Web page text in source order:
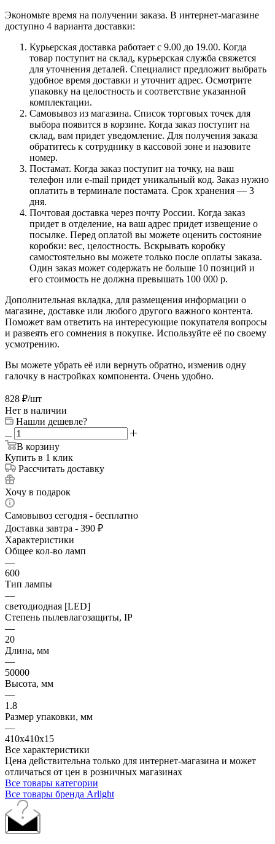
Экономьте время на получении заказа. В интернет-магазине
доступно 4 варианта доставки:
Курьерская доставка работает с 9.00 до 19.00. Когда
товар поступит на склад, курьерская служба свяжется
для уточнения деталей. Специалист предложит выбрать
удобное время доставки и уточнит адрес. Осмотрите
упаковку на целостность и соответствие указанной
комплектации.
Самовывоз из магазина. Список торговых точек для
выбора появится в корзине. Когда заказ поступит на
склад, вам придет уведомление. Для получения заказа
обратитесь к сотруднику в кассовой зоне и назовите
номер.
Постамат. Когда заказ поступит на точку, на ваш
телефон или e-mail придет уникальный код. Заказ нужно
оплатить в терминале постамата. Срок хранения — 3
дня.
Почтовая доставка через почту России. Когда заказ
придет в отделение, на ваш адрес придет извещение о
посылке. Перед оплатой вы можете оценить состояние
коробки: вес, целостность. Вскрывать коробку
самостоятельно вы можете только после оплаты заказа.
Один заказ может содержать не больше 10 позиций и
его стоимость не должна превышать 100 000 р.
Дополнительная вкладка, для размещения информации о
магазине, доставке или любого другого важного контента.
Поможет вам ответить на интересующие покупателя вопросы
и развеять его сомнения в покупке. Используйте её по своему
усмотрению.
Вы можете убрать её или вернуть обратно, изменив одну
галочку в настройках компонента. Очень удобно.
828 ₽/шт
Нет в наличии
Нашли дешевле?
В корзину
Купить в 1 клик
Рассчитать доставку
Хочу в подарок
Самовывоз сегодня - бесплатно
Доставка завтра - 390 ₽
Характеристики
Общее кол-во ламп
—
600
Тип лампы
—
светодиодная [LED]
Степень пылевлагозащиты, IP
—
20
Длина, мм
—
50000
Высота, мм
—
1.8
Размер упаковки, мм
—
410x410x15
Все характеристики
Цена действительна только для интернет-магазина и может
отличаться от цен в розничных магазинах
Все товары категории
Все товары бренда Arlight